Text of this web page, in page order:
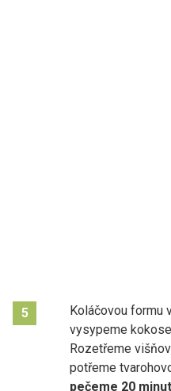
5
Koláčovou formu
vysypeme
Rozetřeme
potřeme
pečeme 20